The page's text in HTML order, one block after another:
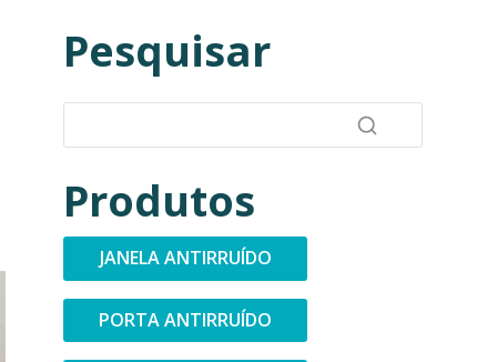
Pesquisar
Produtos
JANELA ANTIRRUÍDO
PORTA ANTIRRUÍDO